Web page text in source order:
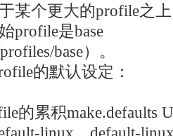
某个更大的profile之
profile是base
base）。
的默认设定：
的累积make.defaults